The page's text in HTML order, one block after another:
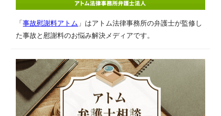
「事故慰謝料アトム 」はアトム法律事務所の弁護士が監修し
た事故と慰謝料のお悩み解決メディアです。